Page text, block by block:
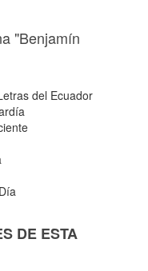
"Benjamín
del Ecuador
DE ESTA